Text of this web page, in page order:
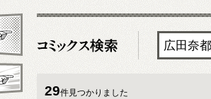
29件見つかりました